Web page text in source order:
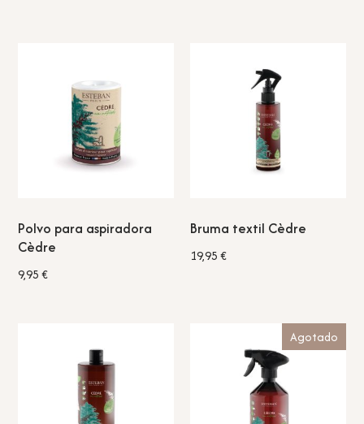
Polvo para aspiradora
Cèdre
9,95€
Bruma textil Cèdre
19,95€
Agotado